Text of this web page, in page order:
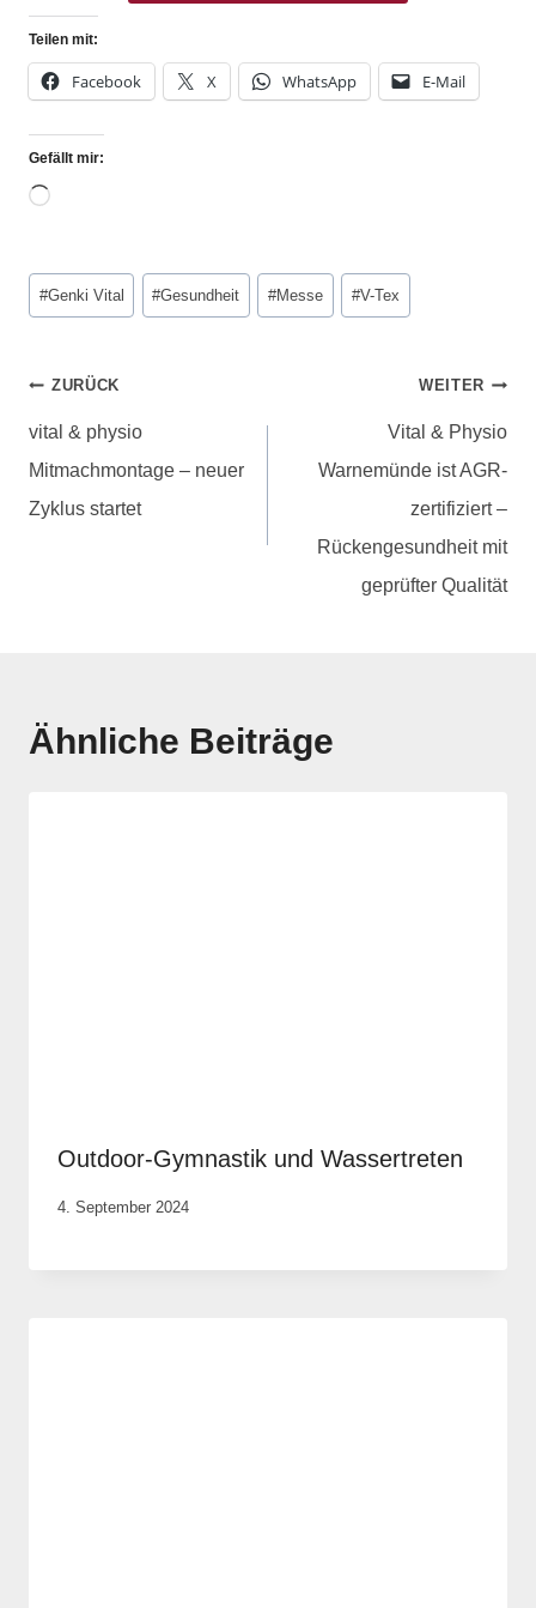
Teilen mit:
Facebook X WhatsApp E-Mail
Gefällt mir:
#Genki Vital #Gesundheit #Messe #V-Tex
ZURÜCK
vital & physio
Mitmachmontage – neuer
Zyklus startet
WEITER
Vital & Physio
Warnemünde ist AGR-
zertifiziert –
Rückengesundheit mit
geprüfter Qualität
Ähnliche Beiträge
Outdoor-Gymnastik und Wassertreten
Von
Krause
4. September 2024